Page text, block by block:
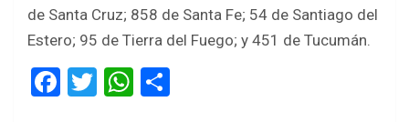
de Santa Cruz; 858 de Santa Fe; 54 de Santiago del
Estero; 95 de Tierra del Fuego; y 451 de Tucumán.
F
T
W